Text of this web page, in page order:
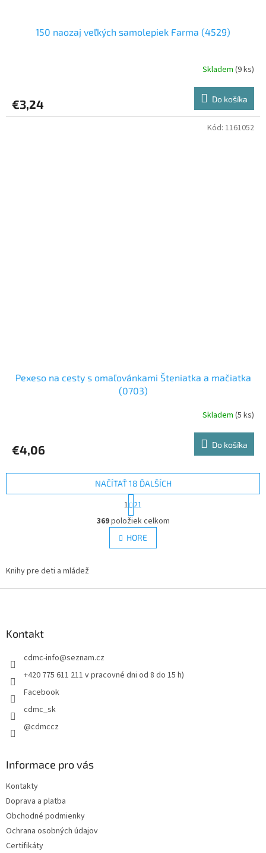
150 naozaj veľkých samolepiek Farma (4529)
Skladem (9 ks)
€3,24 Do košíka
Pexeso na cesty s omaľovánkami Šteniatka a mačiatka
(0703)
Skladem (5 ks)
€4,06 Do košíka
Kód: 1161052
O
v
l
á
v
NAČÍTAŤ 18 ĎALŠÍCH
t
r
á
n
k
n
1 21
369položiek celkom
HORE
Knihy pre deti a mládež
Kontakt
cdmc-info@seznam.cz
+420 775 611 211 v pracovné dni od 8 do 15 h)
Facebook
cdmc_sk
@cdmccz
Informace pro vás
Kontakty
Doprava a platba
Obchodné podmienky
Ochrana osobných údajov
Certifikáty